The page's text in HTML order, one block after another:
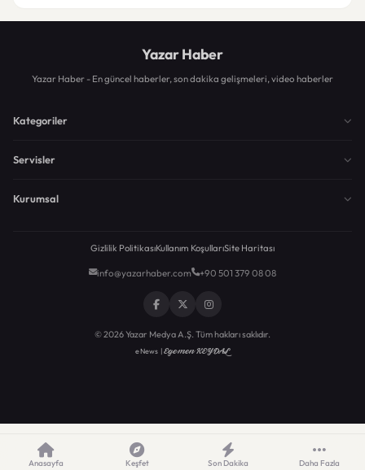
Yazar Haber
Yazar Haber - En güncel haberler, son dakika gelişmeleri, video haberler
Kategoriler
Servisler
Kurumsal
Gizlilik PolitikasıKullanım KoşullarıSite Haritası
info@yazarhaber.com +90 501 379 08 08
© 2026 Yazar Medya A.Ş. Tüm hakları saklıdır.
eNews |Egemen KEYDAL
Anasayfa Keşfet Son Dakika Daha Fazla